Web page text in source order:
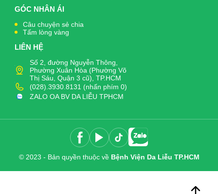
GÓC NHÂN ÁI
Câu chuyện sẻ chia
Tấm lòng vàng
LIÊN HỆ
Số 2, đường Nguyễn Thông,
Phường Xuân Hòa (Phường Võ
Thị Sáu, Quận 3 cũ), TP.HCM
(028).3930.8131 (nhấn phím 0)
ZALO OA BV DA LIỄU TPHCM
© 2023 - Bản quyền thuộc về Bệnh Viện Da Liễu TP.HCM